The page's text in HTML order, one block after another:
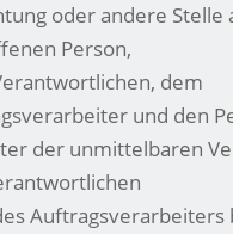
oder andere Stelle
Person,
dem
und den
der unmittelbaren
Auftragsverarbeiters